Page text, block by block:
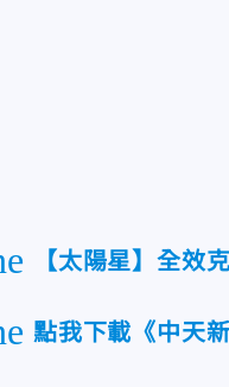
【太陽星】全效
點我下載《中天